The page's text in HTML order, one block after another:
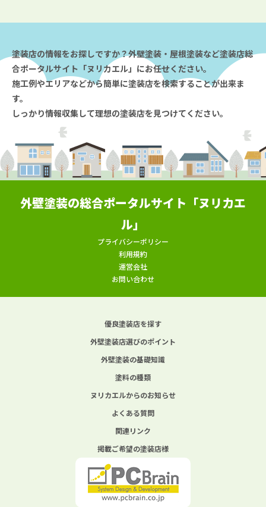
塗装店の情報をお探しですか？外壁塗装・屋根塗装など塗装店総
合ポータルサイト「ヌリカエル」にお任せください。
施工例やエリアなどから簡単に塗装店を検索することが出来ま
す。
しっかり情報収集して理想の塗装店を見つけてください。
外壁塗装の総合ポータルサイト「ヌリカエ
ル」
プライバシーポリシー
利用規約
運営会社
お問い合わせ
優良塗装店を探す
外壁塗装店選びのポイント
外壁塗装の基礎知識
塗料の種類
ヌリカエルからのお知らせ
よくある質問
関連リンク
掲載ご希望の塗装店様